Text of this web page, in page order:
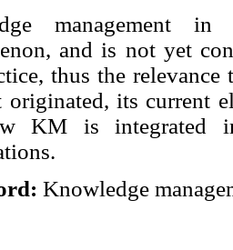
management
and is not yet
thus the
its current
KM is integrated
Knowledge